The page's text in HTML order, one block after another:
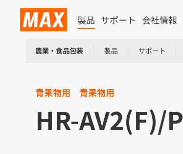
製品 サポート 会社情報
農業・食品包装 製品 サポート
青果物用 青果物用
HR-AV2(F)/P